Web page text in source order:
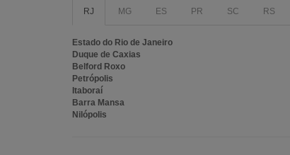
RJ MG ES PR SC RS
Estado do Rio de Janeiro
Duque de Caxias
Belford Roxo
Petrópolis
Itaboraí
Barra Mansa
Nilópolis